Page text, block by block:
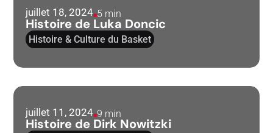
juillet 18, 2024 5 min
Histoire de Luka Doncic
Histoire & Culture du Basket
juillet 11, 2024 9 min
Histoire de Dirk Nowitzki